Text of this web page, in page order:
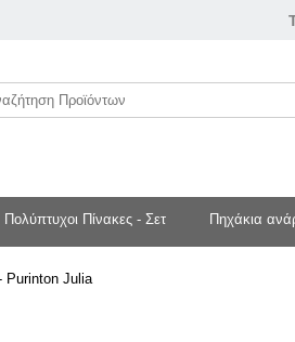
Πολύπτυχοι Πίνακες - Σετ Πηχάκια
Purinton Julia